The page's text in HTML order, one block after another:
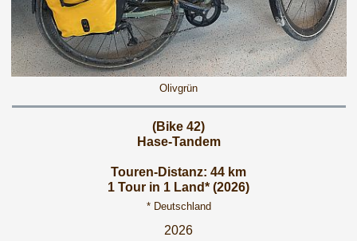
Olivgrün
(Bike 42)
Hase-Tandem
Touren-Distanz: 44 km
1 Tour in 1 Land* (2026)
* Deutschland
2026